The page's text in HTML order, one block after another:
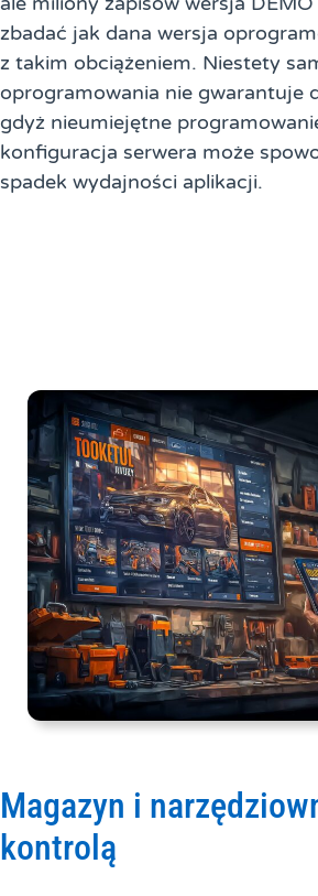
zbadać jak dana wersja
z takim obciążeniem. Niestety
oprogramowania nie gwarantuje
gdyż nieumiejętne
konfiguracja serwera może
spadek wydajności aplikacji.
Magazyn i
kontrolą